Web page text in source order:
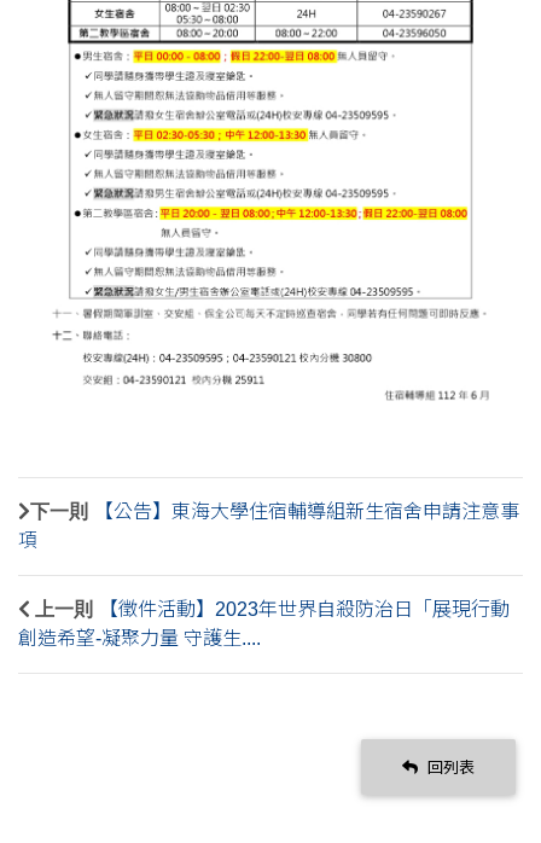
下一則
【公告】東海大學住宿輔導組新生宿舍申請注意事
項
上一則
【徵件活動】2023年世界自殺防治日「展現行動
創造希望-凝聚力量 守護生....
回列表